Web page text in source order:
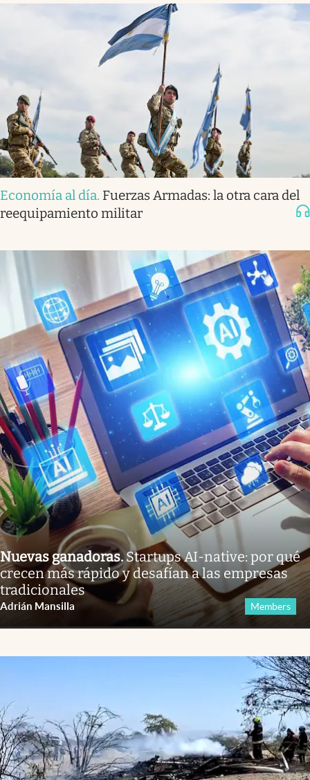
Economía al día. Fuerzas Armadas: la otra cara del
reequipamiento militar
Nuevas ganadoras.Startups AI-native: por qué
crecen más rápido y desafían a las empresas
tradicionales
Adrián Mansilla Members